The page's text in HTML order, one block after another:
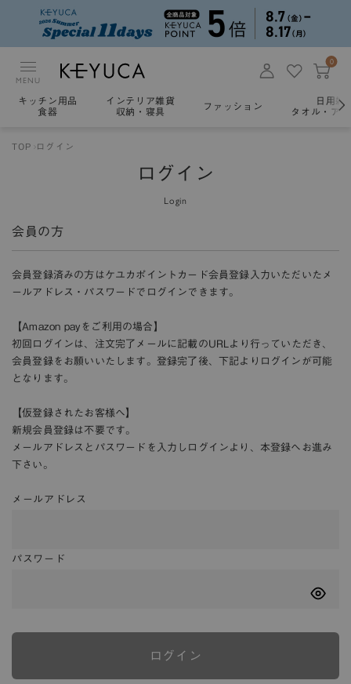
MENU
0
キッチン用品
食器
インテリア雑貨
収納・寝具
ファッション
日用雑
タオル・ア
TOP ログイン
ログイン
Login
会員の方
会員登録済みの方はケユカポイントカード会員登録入力いただいたメ
ールアドレス・パスワードでログインできます。
【Amazon payをご利用の場合】
初回ログインは、注文完了メールに記載のURLより行っていただき、
会員登録をお願いいたします。登録完了後、下記よりログインが可能
となります。
【仮登録されたお客様へ】
新規会員登録は不要です。
メールアドレスとパスワードを入力しログインより、本登録へお進み
下さい。
メールアドレス
パスワード
ログイン